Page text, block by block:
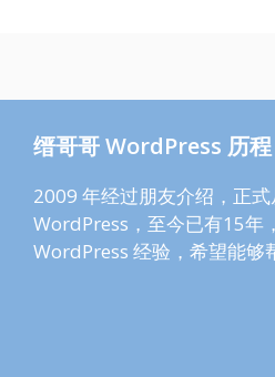
缙哥哥 WordPress 历程
2009 年经过朋友介绍，正
WordPress，至今已有15年
WordPress 经验，希望能够